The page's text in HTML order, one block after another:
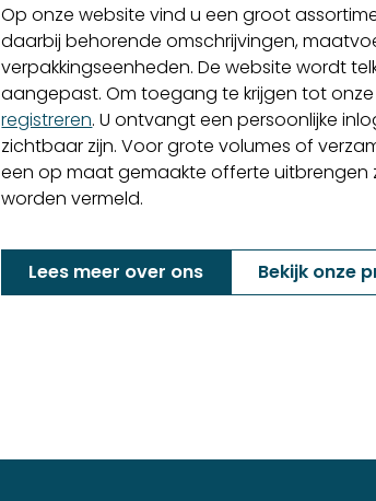
Op onze website vind u een groot
daarbij behorende omschrijvingen,
verpakkingseenheden. De website wordt
aangepast. Om toegang te krijgen tot
registreren. U ontvangt een persoonlijke
zichtbaar zijn. Voor grote volumes of
een op maat gemaakte offerte uitbrengen
worden vermeld.
Lees meer over ons Bekijk onze